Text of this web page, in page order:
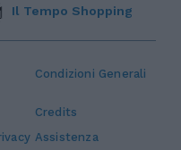
Condizioni Generali
Credits
Assistenza
Il Tempo Shopping